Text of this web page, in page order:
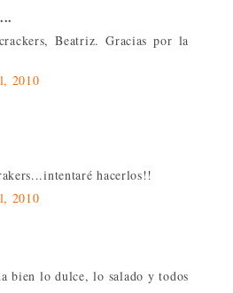
Beatriz. Gracias por la
2010
hacerlos!!
2010
bien lo dulce, lo salado y todos